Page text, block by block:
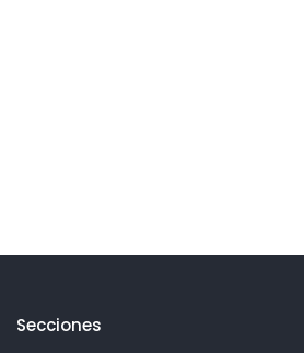
Secciones